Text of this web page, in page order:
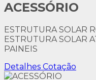
ACESSÓRIO
ESTRUTURA SOLAR
ESTRUTURA SOLAR
PAINEIS
Detalhes Cotação